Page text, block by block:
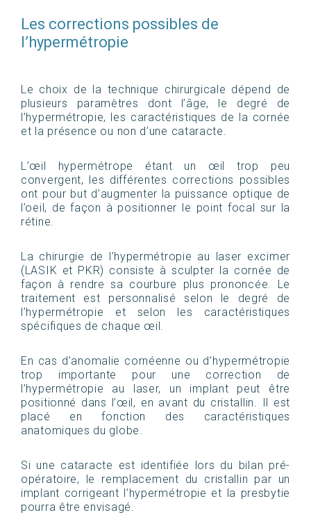
Les corrections possibles de
l’hypermétropie
Le choix de la technique chirurgicale dépend de
plusieurs paramètres dont l’âge, le degré de
l’hypermétropie, les caractéristiques de la cornée
et la présence ou non d’une cataracte.
L’œil hypermétrope étant un œil trop peu
convergent, les différentes corrections possibles
ont pour but d’augmenter la puissance optique de
l’oeil, de façon à positionner le point focal sur la
rétine.
La chirurgie de l’hypermétropie au laser excimer
(LASIK et PKR) consiste à sculpter la cornée de
façon à rendre sa courbure plus prononcée. Le
traitement est personnalisé selon le degré de
l’hypermétropie et selon les caractéristiques
spécifiques de chaque œil.
En cas d’anomalie cornéenne ou d’hypermétropie
trop importante pour une correction de
l’hypermétropie au laser, un implant peut être
positionné dans l’œil, en avant du cristallin. Il est
placé en fonction des caractéristiques
anatomiques du globe.
Si une cataracte est identifiée lors du bilan pré-
opératoire, le remplacement du cristallin par un
implant corrigeant l’hypermétropie et la presbytie
pourra être envisagé.